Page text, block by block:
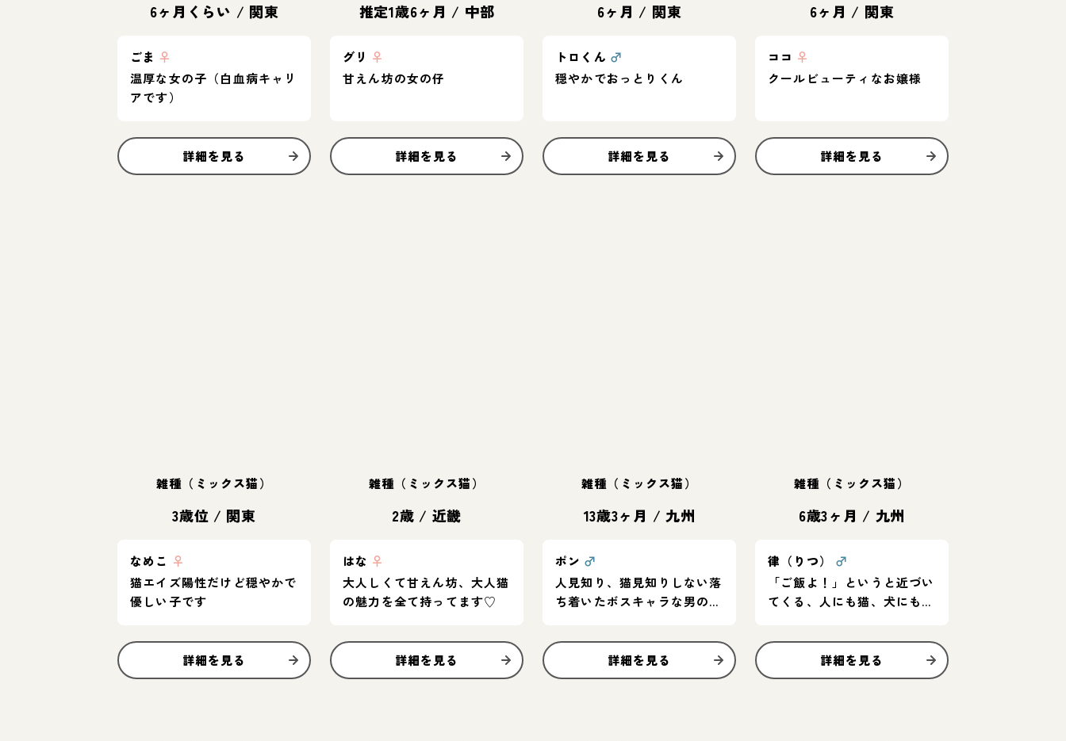
6ヶ月くらい / 関東
ごま ♀
温厚な女の子（白血病キャリ
アです）
詳細を見る
推定1歳6ヶ月 / 中部
グリ ♀
甘えん坊の女の仔
詳細を見る
6ヶ月 / 関東
トロくん ♂
穏やかでおっとりくん
詳細を見る
6ヶ月 / 関東
ココ ♀
クールビューティなお嬢様
詳細を見る
雑種（ミックス猫）
3歳位 / 関東
なめこ ♀
猫エイズ陽性だけど穏やかで
優しい子です
詳細を見る
雑種（ミックス猫）
2歳 / 近畿
はな ♀
大人しくて甘えん坊、大人猫
の魅力を全て持ってます♡
詳細を見る
雑種（ミックス猫）
13歳3ヶ月 /九州
ポン ♂
人見知り、猫見知りしない落
ち着いたボスキャラな男の子
詳細を見る
雑種（ミックス猫）
6歳3ヶ月 / 九州
律（りつ）
♂
「ご飯よ！」というと近づい
てくる、人にも猫、犬にも無
詳細を見る